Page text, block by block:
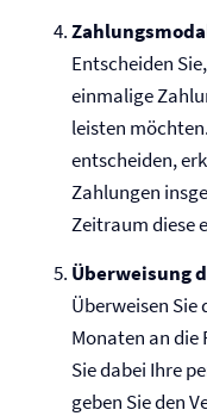
Entscheiden
einmalige
leisten
entscheiden,
Zahlungen
Zeitraum diese
Überweisung
Überweisen
Monaten an die
Sie dabei Ihre
geben Sie den